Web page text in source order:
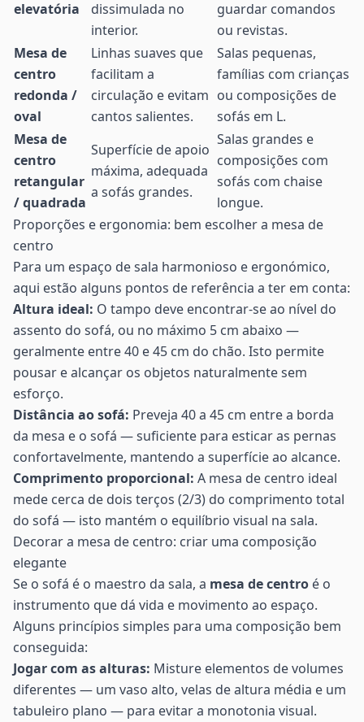
elevatória
dissimulada no
interior.
guardar comandos
ou revistas.
Mesa de
centro
redonda /
oval
Linhas suaves que
facilitam a
circulação e evitam
cantos salientes.
Salas pequenas,
famílias com crianças
ou composições de
sofás em L.
Mesa de
centro
retangular
/ quadrada
Superfície de apoio
máxima, adequada
a sofás grandes.
Salas grandes e
composições com
sofás com chaise
longue.
Proporções e ergonomia: bem escolher a mesa de
centro
Para um espaço de sala harmonioso e ergonómico,
aqui estão alguns pontos de referência a ter em conta:
Altura ideal: O tampo deve encontrar-se ao nível do
assento do sofá, ou no máximo 5 cm abaixo —
geralmente entre 40 e 45 cm do chão. Isto permite
pousar e alcançar os objetos naturalmente sem
esforço.
Distância ao sofá: Preveja 40 a 45 cm entre a borda
da mesa e o sofá — suficiente para esticar as pernas
confortavelmente, mantendo a superfície ao alcance.
Comprimento proporcional: A mesa de centro ideal
mede cerca de dois terços (2/3) do comprimento total
do sofá — isto mantém o equilíbrio visual na sala.
Decorar a mesa de centro: criar uma composição
elegante
Se o sofá é o maestro da sala, a mesa de centro é o
instrumento que dá vida e movimento ao espaço.
Alguns princípios simples para uma composição bem
conseguida:
Jogar com as alturas: Misture elementos de volumes
diferentes — um vaso alto, velas de altura média e um
tabuleiro plano — para evitar a monotonia visual.